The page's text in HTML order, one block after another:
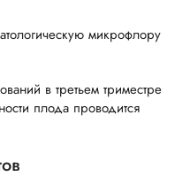
микрофлору
в третьем триместре
плода проводится